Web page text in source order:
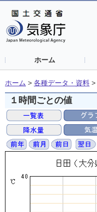
ホーム
ホーム > 各種データ・資料 >
１時間ごとの値